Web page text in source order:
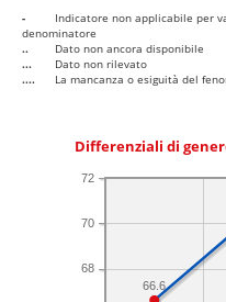
-
Indicatore non applicabile per
denominatore
..
Dato non ancora disponibile
...
Dato non rilevato
....
La mancanza o esiguità del
Differenziali di
68
70
72
66.6